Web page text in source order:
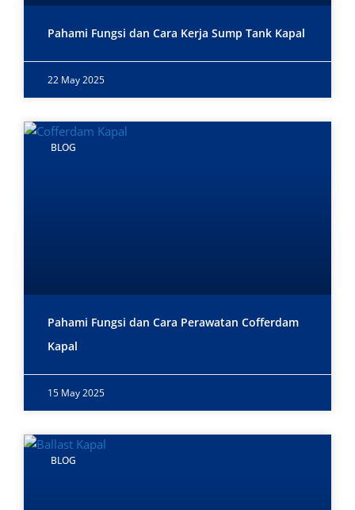
Pahami Fungsi dan Cara Kerja Sump Tank Kapal
22 May 2025
BLOG
Pahami Fungsi dan Cara Perawatan Cofferdam
Kapal
15 May 2025
BLOG